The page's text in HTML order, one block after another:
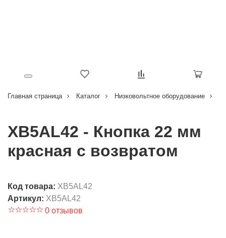
Главная страница Каталог Низковольтное оборудование
XB5AL42 - Кнопка 22 мм
красная с возвратом
Код товара: XB5AL42
Артикул: XB5AL42
0 отзывов